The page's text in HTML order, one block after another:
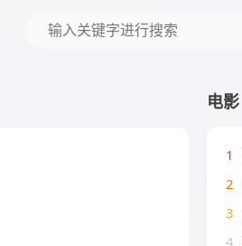
电影
1
2
3
4